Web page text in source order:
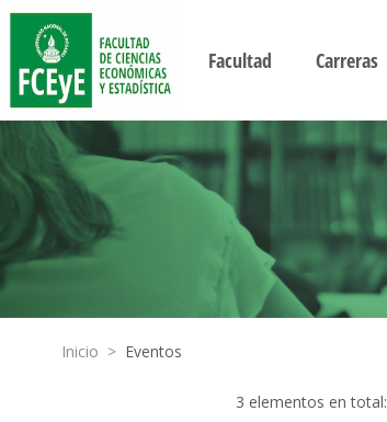
Facultad Carreras
Inicio > Eventos
3 elementos en total: